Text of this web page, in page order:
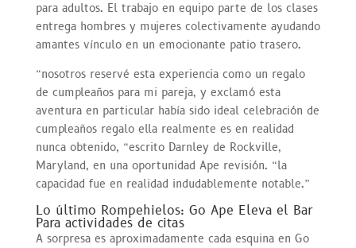
para adultos. El trabajo en equipo parte de los clases
entrega hombres y mujeres colectivamente ayudando
amantes vínculo en un emocionante patio trasero.
“nosotros reservé esta experiencia como un regalo
de cumpleaños para mi pareja, y exclamó esta
aventura en particular había sido ideal celebración de
cumpleaños regalo ella realmente es en realidad
nunca obtenido, “escrito Darnley de Rockville,
Maryland, en una oportunidad Ape revisión. “la
capacidad fue en realidad indudablemente notable.”
Lo último Rompehielos: Go Ape Eleva el Bar
Para actividades de citas
A sorpresa es aproximadamente cada esquina en Go